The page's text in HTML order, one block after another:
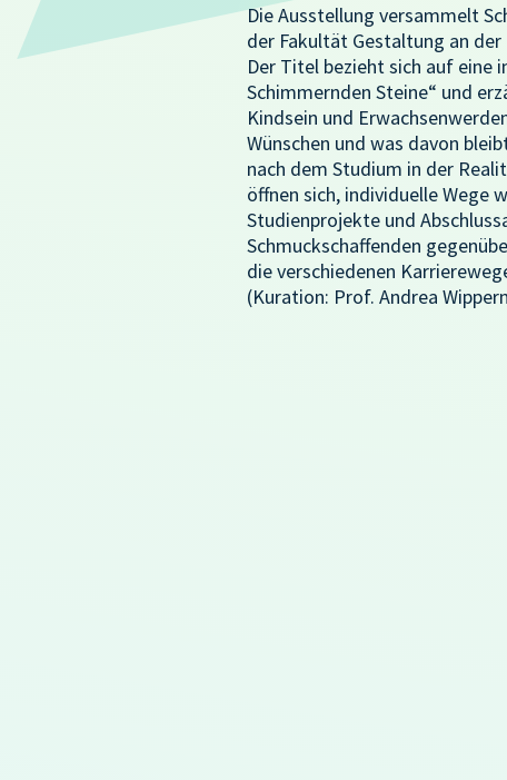
Die Ausstellung versammelt
der Fakultät Gestaltung an
Der Titel bezieht sich auf eine
Schimmernden Steine“ und
Kindsein und
Wünschen und was davon
nach dem Studium in der
öffnen sich, individuelle Wege
Studienprojekte und
Schmuckschaffenden
die verschiedenen
(Kuration: Prof. Andrea